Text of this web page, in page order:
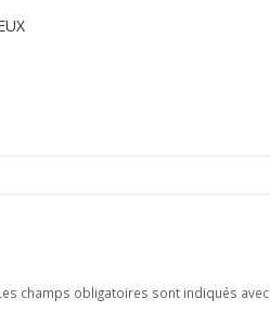
champs obligatoires sont indiqués avec